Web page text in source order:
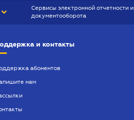
Сервисы электронной отчетности и
документооборота
и контакты
абонентов
нам